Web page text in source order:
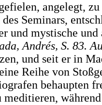
angelegt, zu
Seminars,
mystische und
Andrés, S. 83.
und seit er in
Reihe von
behaupten
meditieren,